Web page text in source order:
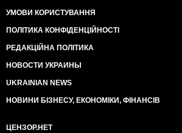
УМОВИ КОРИСТУВАННЯ
ПОЛІТИКА КОНФІДЕНЦІЙНОСТІ
РЕДАКЦІЙНА ПОЛІТИКА
НОВОСТИ УКРАИНЫ
UKRAINIAN NEWS
НОВИНИ БІЗНЕСУ, ЕКОНОМІКИ, ФІНАНСІВ
ЦЕНЗОР.НЕТ